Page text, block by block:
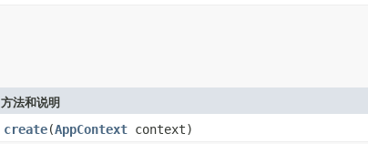
方法和说明
create(AppContext context)